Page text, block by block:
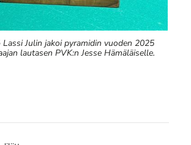
Lassi Julin jakoi pyramidin vuoden 2025
lautasen PVK:n Jesse Hämäläiselle.